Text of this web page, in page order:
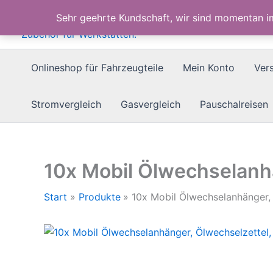
Sehr geehrte Kundschaft, wir sind momentan
springen
Onlineshop für Fahrzeugteile Mein Konto
Stromvergleich Gasvergleich Pauschalreisen
10x Mobil
Start Produkte 10x Mobil